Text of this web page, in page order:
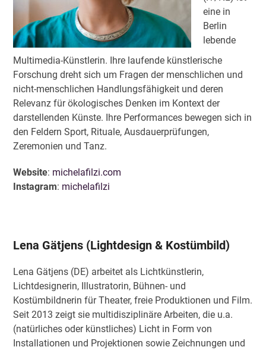
eine in
Berlin
lebende
Multimedia-Künstlerin. Ihre laufende künstlerische
Forschung dreht sich um Fragen der menschlichen und
nicht-menschlichen Handlungsfähigkeit und deren
Relevanz für ökologisches Denken im Kontext der
darstellenden Künste. Ihre Performances bewegen sich in
den Feldern Sport, Rituale, Ausdauerprüfungen,
Zeremonien und Tanz.
Website: michelafilzi.com
Instagram: michelafilzi
Lena Gätjens (Lightdesign & Kostümbild)
Lena Gätjens (DE) arbeitet als Lichtkünstlerin,
Lichtdesignerin, Illustratorin, Bühnen- und
Kostümbildnerin für Theater, freie Produktionen und Film.
Seit 2013 zeigt sie multidisziplinäre Arbeiten, die u.a.
(natürliches oder künstliches) Licht in Form von
Installationen und Projektionen sowie Zeichnungen und